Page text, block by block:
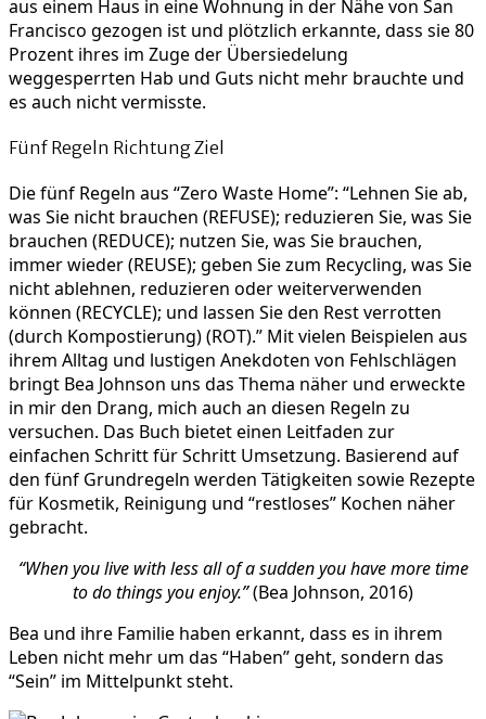
aus einem Haus in eine Wohnung in der Nähe von San
Francisco gezogen ist und plötzlich erkannte, dass sie 80
Prozent ihres im Zuge der Übersiedelung
weggesperrten Hab und Guts nicht mehr brauchte und
es auch nicht vermisste.
Fünf Regeln Richtung Ziel
Die fünf Regeln aus “Zero Waste Home”: “Lehnen Sie ab,
was Sie nicht brauchen (REFUSE); reduzieren Sie, was Sie
brauchen (REDUCE); nutzen Sie, was Sie brauchen,
immer wieder (REUSE); geben Sie zum Recycling, was Sie
nicht ablehnen, reduzieren oder weiterverwenden
können (RECYCLE); und lassen Sie den Rest verrotten
(durch Kompostierung) (ROT).” Mit vielen Beispielen aus
ihrem Alltag und lustigen Anekdoten von Fehlschlägen
bringt Bea Johnson uns das Thema näher und erweckte
in mir den Drang, mich auch an diesen Regeln zu
versuchen. Das Buch bietet einen Leitfaden zur
einfachen Schritt für Schritt Umsetzung. Basierend auf
den fünf Grundregeln werden Tätigkeiten sowie Rezepte
für Kosmetik, Reinigung und “restloses” Kochen näher
gebracht.
“When you live with less all of a sudden you have more time
to do things you enjoy.”(Bea Johnson, 2016)
Bea und ihre Familie haben erkannt, dass es in ihrem
Leben nicht mehr um das “Haben” geht, sondern das
“Sein” im Mittelpunkt steht.